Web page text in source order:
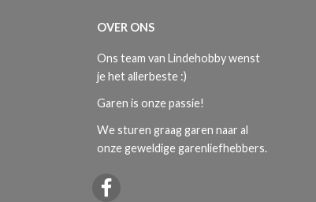
OVER ONS
Ons team van Lindehobby wenst
je het allerbeste :)
Garen is onze passie!
We sturen graag garen naar al
onze geweldige garenliefhebbers.